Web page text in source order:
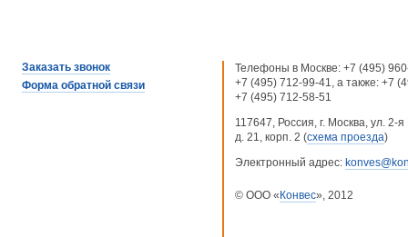
Заказать звонок
Форма обратной связи
Телефоны в Москве: +7 (495)
+7 (495) 712-99-41, а также: +7
+7 (495) 712-58-51
117647, Россия, г. Москва, ул. 2-
д. 21, корп. 2 (схема проезда)
Электронный адрес:
© ООО « Конвес», 2012